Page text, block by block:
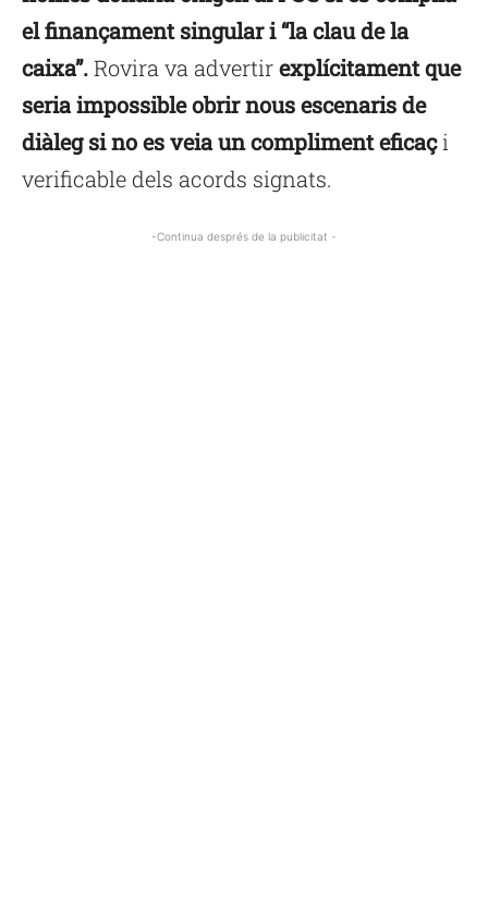
el finançament singular i “la clau de la
caixa”.Rovira va advertirexplícitament que
seria impossible obrir nous escenaris de
diàleg si no es veia un compliment eficaçi
verificable dels acords signats.
-Continua després de la publicitat -